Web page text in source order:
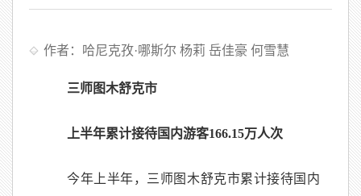
作者：哈尼克孜·哪斯尔 杨莉 岳佳豪 何雪慧
三师图木舒克市
上半年累计接待国内游客166.15万人次
今年上半年，三师图木舒克市累计接待国内